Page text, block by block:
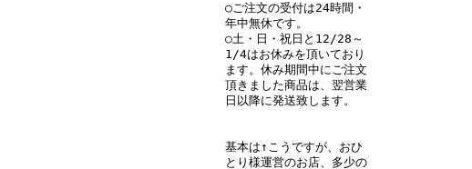
○ご注文の受付は24時間・
年中無休です。
○土・日・祝日と12/28～
1/4はお休みを頂いており
ます。休み期間中にご注文
頂きました商品は、翌営業
日以降に発送致します。
基本は↑こうですが、おひ
とり様運営のお店、多少の